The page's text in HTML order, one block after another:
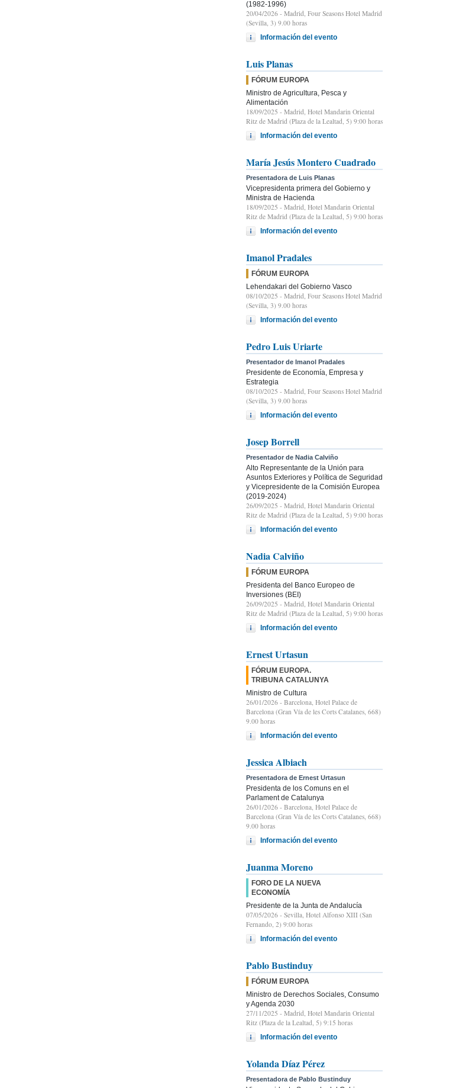
(1982-1996)
20/04/2026 - Madrid, Four Seasons Hotel Madrid
(Sevilla, 3) 9.00 horas
Información del evento
Luis Planas
FÓRUM EUROPA
Ministro de Agricultura, Pesca y
Alimentación
18/09/2025 - Madrid, Hotel Mandarin Oriental
Ritz de Madrid (Plaza de la Lealtad, 5) 9:00 horas
Información del evento
María Jesús Montero Cuadrado
Presentadora de Luis Planas
Vicepresidenta primera del Gobierno y
Ministra de Hacienda
18/09/2025 - Madrid, Hotel Mandarin Oriental
Ritz de Madrid (Plaza de la Lealtad, 5) 9:00 horas
Información del evento
Imanol Pradales
FÓRUM EUROPA
Lehendakari del Gobierno Vasco
08/10/2025 - Madrid, Four Seasons Hotel Madrid
(Sevilla, 3) 9.00 horas
Información del evento
Pedro Luis Uriarte
Presentador de Imanol Pradales
Presidente de Economía, Empresa y
Estrategia
08/10/2025 - Madrid, Four Seasons Hotel Madrid
(Sevilla, 3) 9.00 horas
Información del evento
Josep Borrell
Presentador de Nadia Calviño
Alto Representante de la Unión para
Asuntos Exteriores y Política de Seguridad
y Vicepresidente de la Comisión Europea
(2019-2024)
26/09/2025 - Madrid, Hotel Mandarin Oriental
Ritz de Madrid (Plaza de la Lealtad, 5) 9:00 horas
Información del evento
Nadia Calviño
FÓRUM EUROPA
Presidenta del Banco Europeo de
Inversiones (BEI)
26/09/2025 - Madrid, Hotel Mandarin Oriental
Ritz de Madrid (Plaza de la Lealtad, 5) 9:00 horas
Información del evento
Ernest Urtasun
FÓRUM EUROPA.
TRIBUNA CATALUNYA
Ministro de Cultura
26/01/2026 - Barcelona, Hotel Palace de
Barcelona (Gran Vía de les Corts Catalanes, 668)
9.00 horas
Información del evento
Jessica Albiach
Presentadora de Ernest Urtasun
Presidenta de los Comuns en el
Parlament de Catalunya
26/01/2026 - Barcelona, Hotel Palace de
Barcelona (Gran Vía de les Corts Catalanes, 668)
9.00 horas
Información del evento
Juanma Moreno
FORO DE LA NUEVA
ECONOMÍA
Presidente de la Junta de Andalucía
07/05/2026 - Sevilla, Hotel Alfonso XIII (San
Fernando, 2) 9:00 horas
Información del evento
Pablo Bustinduy
FÓRUM EUROPA
Ministro de Derechos Sociales, Consumo
y Agenda 2030
27/11/2025 - Madrid, Hotel Mandarin Oriental
Ritz (Plaza de la Lealtad, 5) 9:15 horas
Información del evento
Yolanda Díaz Pérez
Presentadora de Pablo Bustinduy